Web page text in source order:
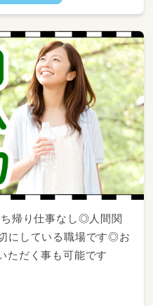
ち帰り仕事なし◎人間関
にしている職場です◎お
ただく事も可能です